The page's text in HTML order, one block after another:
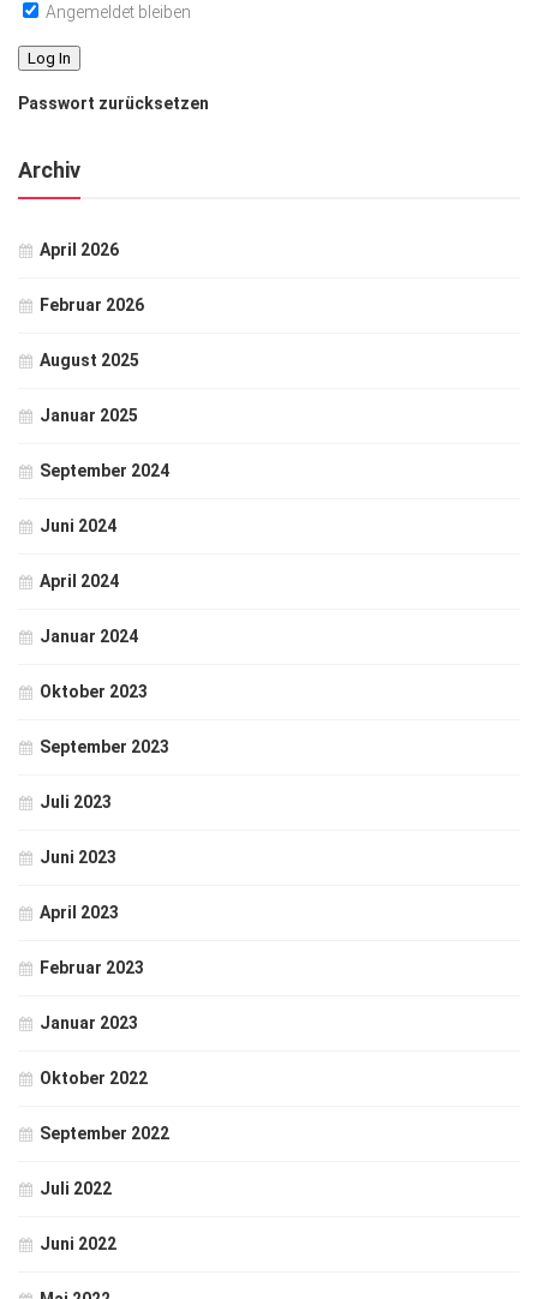
Angemeldet bleiben
Passwort zurücksetzen
Archiv
April 2026
Februar 2026
August 2025
Januar 2025
September 2024
Juni 2024
April 2024
Januar 2024
Oktober 2023
September 2023
Juli 2023
Juni 2023
April 2023
Februar 2023
Januar 2023
Oktober 2022
September 2022
Juli 2022
Juni 2022